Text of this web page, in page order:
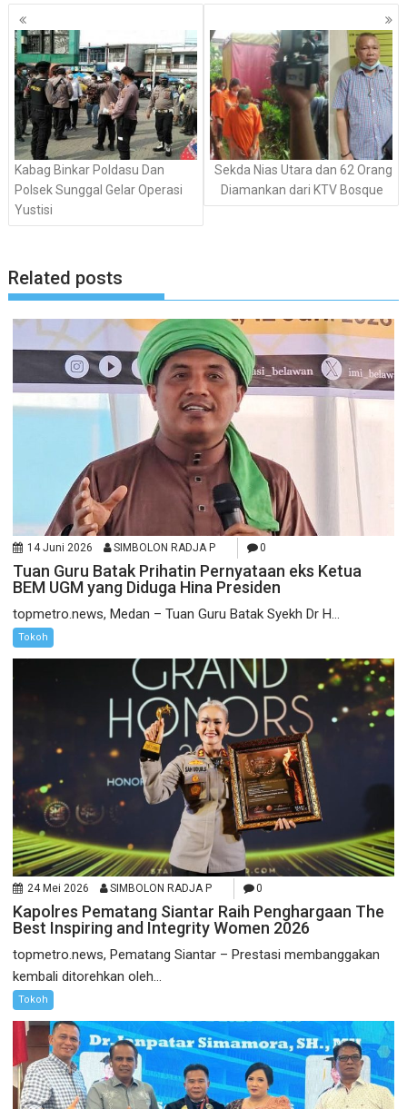
Navigasi
pos
Kabag Binkar Poldasu Dan
Polsek Sunggal Gelar Operasi
Yustisi
Sekda Nias Utara dan 62 Orang
Diamankan dari KTV Bosque
Related posts
14 Juni 2026 SIMBOLON RADJA P 0
Tuan Guru Batak Prihatin Pernyataan eks Ketua
BEM UGM yang Diduga Hina Presiden
topmetro.news, Medan – Tuan Guru Batak Syekh Dr H...
Tokoh
24 Mei 2026 SIMBOLON RADJA P 0
Kapolres Pematang Siantar Raih Penghargaan The
Best Inspiring and Integrity Women 2026
topmetro.news, Pematang Siantar – Prestasi membanggakan
kembali ditorehkan oleh...
Tokoh